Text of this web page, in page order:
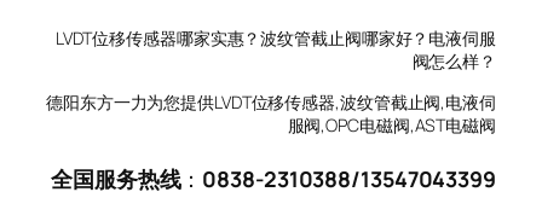
LVDT位移传感器哪家实惠？波纹管截止阀哪家好？电液伺服
阀怎么样？
德阳东方一力为您提供LVDT位移传感器,波纹管截止阀,电液伺
服阀,OPC电磁阀,AST电磁阀
全国服务热线： 0838-2310388/13547043399